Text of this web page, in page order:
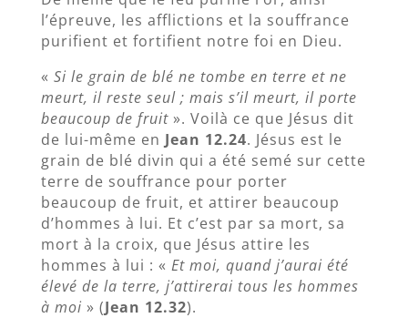
l’épreuve, les afflictions et la souffrance
purifient et fortifient notre foi en Dieu.
« Si le grain de blé ne tombe en terre et ne
meurt, il reste seul ; mais s’il meurt, il porte
beaucoup de fruit». Voilà ce que Jésus dit
de lui-même en Jean 12.24. Jésus est le
grain de blé divin qui a été semé sur cette
terre de souffrance pour porter
beaucoup de fruit, et attirer beaucoup
d’hommes à lui. Et c’est par sa mort, sa
mort à la croix, que Jésus attire les
hommes à lui : « Et moi, quand j’aurai été
élevé de la terre, j’attirerai tous les hommes
à moi » (Jean 12.32).